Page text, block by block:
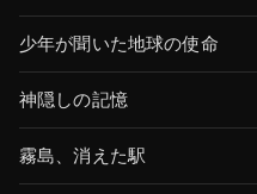
少年が聞いた地球の使命
神隠しの記憶
霧島、消えた駅